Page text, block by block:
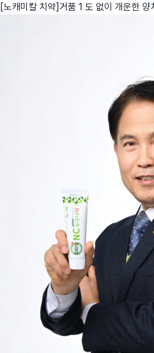
[노캐미칼 치약]거품 1 도 없이 개운한 양